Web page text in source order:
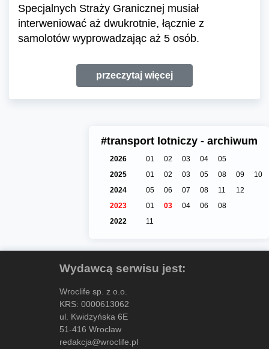
Specjalnych Straży Granicznej musiał
interweniować aż dwukrotnie, łącznie z
samolotów wyprowadzając aż 5 osób.
przeczytaj więcej
#transport lotniczy - archiwum
2026 01 02 03 04
05
2025
01 02 03 05 08 09
10
2024
05 06 07 08 11
12
2023
01 03 04 06
08
2022
11
Wydawcą serwisu jest:
Wroclife sp. z o.o.
KRS: 0000613062
ul. Kwidzyńska 6E
51-416 Wrocław
redakcja@wroclife.pl